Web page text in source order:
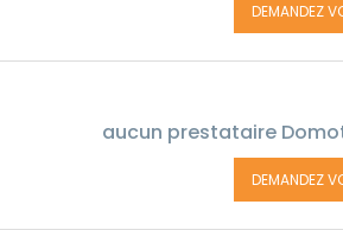
DEMANDEZ
aucun prestataire
DEMANDEZ